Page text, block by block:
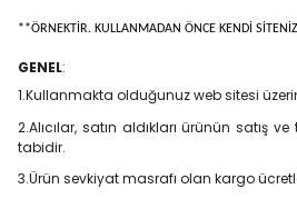
**ÖRNEKTİR. KULLANMADAN ÖNCE KENDİ
GENEL:
1.Kullanmakta olduğunuz web sitesi
2.Alıcılar, satın aldıkları ürünün satış
tabidir.
3.Ürün sevkiyat masrafı olan kargo